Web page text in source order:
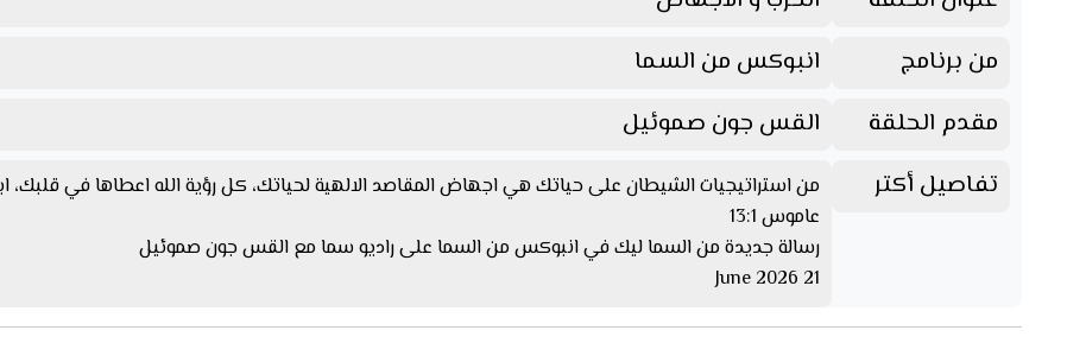
من برنامج
انبوكس من السما
مقدم الحلقة
القس جون صموئيل
تفاصيل أكتر
من استراتيجيات الشيطان على حياتك هي اجهاض المقاصد الالهية لحياتك، كل رؤية الله اعطاها في
عاموس 13:1
رسالة جديدة من السما ليك في انبوكس من السما على راديو سما مع القس جون صموئيل
21 June 2026